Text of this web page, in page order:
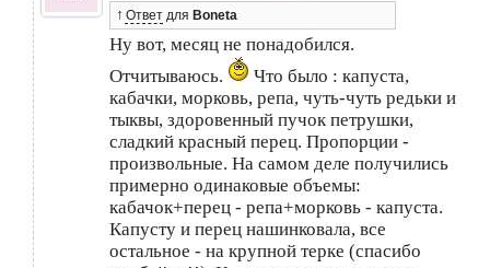
↑ Ответ для Boneta
Ну вот, месяц не понадобился.
Отчитываюсь.
Что было : капуста,
кабачки, морковь, репа, чуть-чуть редьки и
тыквы, здоровенный пучок петрушки,
сладкий красный перец. Пропорции -
произвольные. На самом деле получились
примерно одинаковые объемы:
кабачок+перец - репа+морковь - капуста.
Капусту и перец нашинковала, все
остальное - на крупной терке (спасибо